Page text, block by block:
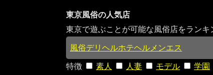
東京風俗の人気店
東京で遊ぶことが可能な風俗店をラン
風俗デリヘルホテヘル メンエス
特徴 素人 人妻 モデル 学園